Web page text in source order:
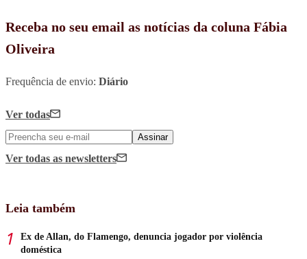
Receba no seu email as notícias da coluna Fábia
Oliveira
Frequência de envio: Diário
Ver todas
Assinar
Ver todas as newsletters
Leia também
Ex de Allan, do Flamengo, denuncia jogador por violência
doméstica